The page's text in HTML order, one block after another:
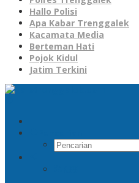
Hallo Polisi
Apa Kabar Trenggalek
Kacamata Media
Berteman Hati
Pojok Kidul
Jatim Terkini